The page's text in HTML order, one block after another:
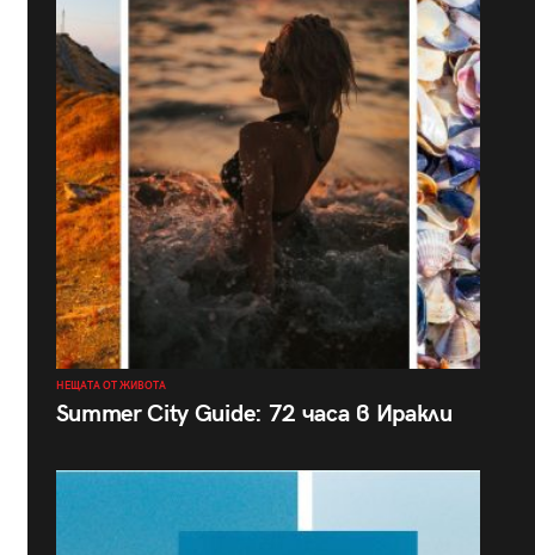
НЕЩАТА ОТ ЖИВОТА
Summer City Guide: 72 часа в Иракли